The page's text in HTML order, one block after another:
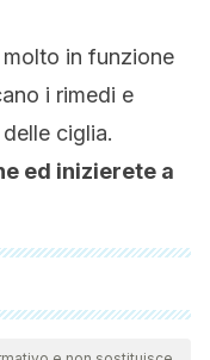
in funzione
i rimedi e
ciglia.
ed inizierete a
a fondo dal nostro
l'attualità e la